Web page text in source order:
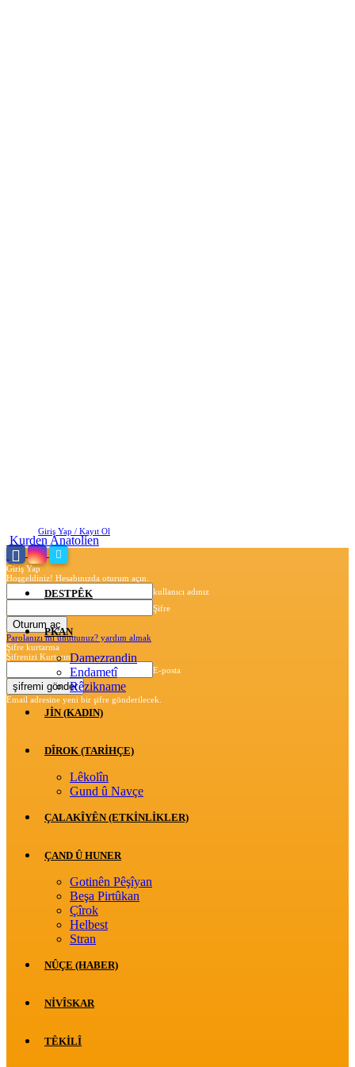
Giriş Yap / Kayıt Ol
Giriş Yap
Hoşgeldiniz! Hesabınızda oturum açın.
kullanıcı adınız
Şifre
Parolanızı mı unuttunuz? yardım almak
Şifre kurtarma
Şifrenizi Kurtarın
E-posta
Email adresine yeni bir şifre gönderilecek.
Kurden Anatolien
DESTPÊK
PKAN
Damezrandin
Endametî
Rêzikname
JİN (KADIN)
DÎROK (TARİHÇE)
Lêkolîn
Gund û Navçe
ÇALAKÎYÊN (ETKINLIKLER)
ÇAND Û HUNER
Gotinên Pêşîyan
Beşa Pirtûkan
Çîrok
Helbest
Stran
NÛÇE (HABER)
NIVÎSKAR
TÊKILÎ